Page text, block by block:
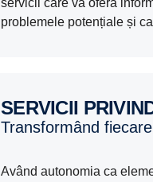
servicii care vă oferă
problemele potențiale și
SERVICII
transformând
Având autonomia ca